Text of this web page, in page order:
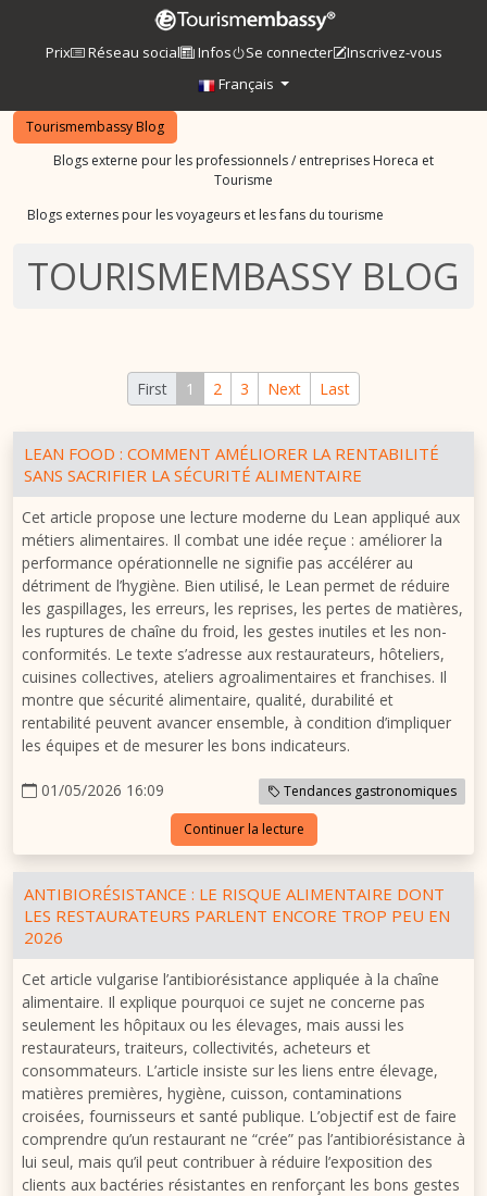
Prix Réseau social Infos Se connecter
Inscrivez-vous
Français
Tourismembassy Blog
Blogs externe pour les professionnels / entreprises Horeca et
Tourisme
Blogs externes pour les voyageurs et les fans du tourisme
TOURISMEMBASSY BLOG
First 1 2 3 Next Last
LEAN FOOD : COMMENT AMÉLIORER LA RENTABILITÉ
SANS SACRIFIER LA SÉCURITÉ ALIMENTAIRE
Cet article propose une lecture moderne du Lean appliqué aux
métiers alimentaires. Il combat une idée reçue : améliorer la
performance opérationnelle ne signifie pas accélérer au
détriment de l’hygiène. Bien utilisé, le Lean permet de réduire
les gaspillages, les erreurs, les reprises, les pertes de matières,
les ruptures de chaîne du froid, les gestes inutiles et les non-
conformités. Le texte s’adresse aux restaurateurs, hôteliers,
cuisines collectives, ateliers agroalimentaires et franchises. Il
montre que sécurité alimentaire, qualité, durabilité et
rentabilité peuvent avancer ensemble, à condition d’impliquer
les équipes et de mesurer les bons indicateurs.
01/05/2026 16:09 Tendances gastronomiques
Continuer la lecture
ANTIBIORÉSISTANCE : LE RISQUE ALIMENTAIRE DONT
LES RESTAURATEURS PARLENT ENCORE TROP PEU EN
2026
Cet article vulgarise l’antibiorésistance appliquée à la chaîne
alimentaire. Il explique pourquoi ce sujet ne concerne pas
seulement les hôpitaux ou les élevages, mais aussi les
restaurateurs, traiteurs, collectivités, acheteurs et
consommateurs. L’article insiste sur les liens entre élevage,
matières premières, hygiène, cuisson, contaminations
croisées, fournisseurs et santé publique. L’objectif est de faire
comprendre qu’un restaurant ne “crée” pas l’antibiorésistance à
lui seul, mais qu’il peut contribuer à réduire l’exposition des
clients aux bactéries résistantes en renforçant les bons gestes